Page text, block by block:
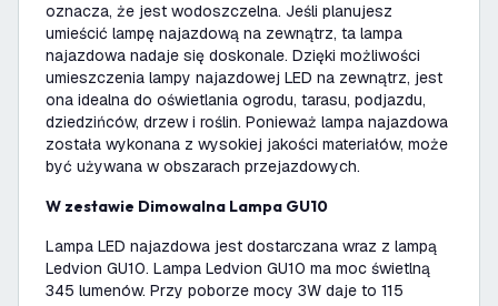
oznacza, że jest wodoszczelna. Jeśli planujesz
umieścić lampę najazdową na zewnątrz, ta lampa
najazdowa nadaje się doskonale. Dzięki możliwości
umieszczenia lampy najazdowej LED na zewnątrz, jest
ona idealna do oświetlania ogrodu, tarasu, podjazdu,
dziedzińców, drzew i roślin. Ponieważ lampa najazdowa
została wykonana z wysokiej jakości materiałów, może
być używana w obszarach przejazdowych.
W zestawie Dimowalna Lampa GU10
Lampa LED najazdowa jest dostarczana wraz z lampą
Ledvion GU10. Lampa Ledvion GU10 ma moc świetlną
345 lumenów. Przy poborze mocy 3W daje to 115